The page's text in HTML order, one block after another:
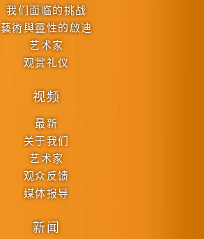
我们面临的挑战
藝術與靈性的啟迪
艺术家
观赏礼仪
视频
最新
关于我们
艺术家
观众反馈
媒体报导
新闻